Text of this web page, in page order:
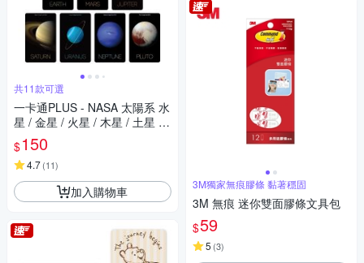
共11款可選
一卡通PLUS - NASA 太陽系 水
星 / 金星 / 火星 / 木星 / 土星 /
天王星 / 海王星 / 冥王星
$150
4.7(11)
加入購物車 3M獨家無痕膠條 黏著穩固
3M 無痕 迷你雙面膠條文具包
$59
5 (3)